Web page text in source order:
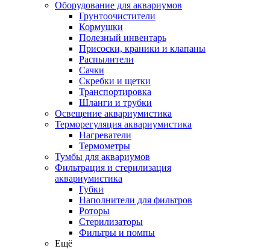
Оборудование для аквариумов
Грунтоочистители
Кормушки
Полезный инвентарь
Присоски, краники и клапаны
Распылители
Сачки
Скребки и щетки
Транспортировка
Шланги и трубки
Освещение аквариумистика
Терморегуляция аквариумистика
Нагреватели
Термометры
Тумбы для аквариумов
Фильтрация и стерилизация
аквариумистика
Губки
Наполнители для фильтров
Роторы
Стерилизаторы
Фильтры и помпы
Ещё